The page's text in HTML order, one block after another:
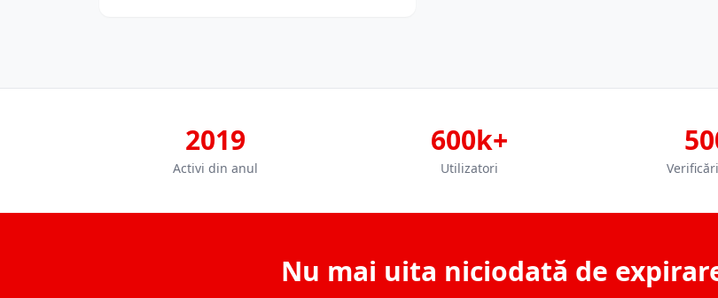
2019
Activi din anul
600k+
Utilizatori
Nu mai uita niciodată de